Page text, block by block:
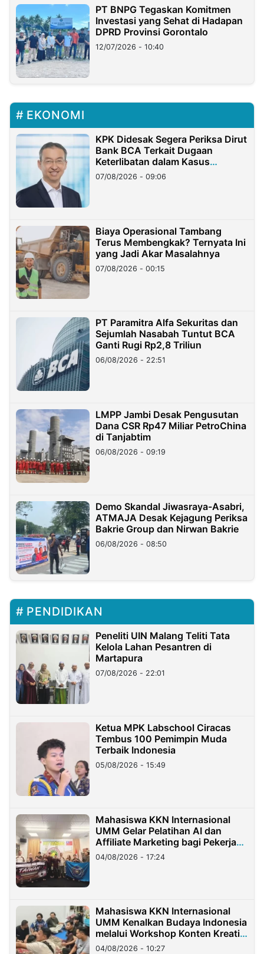
PT BNPG Tegaskan Komitmen
Investasi yang Sehat di Hadapan
DPRD Provinsi Gorontalo
12/07/2026 - 10:40
EKONOMI
KPK Didesak Segera Periksa Dirut
Bank BCA Terkait Dugaan
Keterlibatan dalam Kasus
Hilangnya Dana Nasabah Rp2,58
Miliar
07/08/2026 - 09:06
Biaya Operasional Tambang
Terus Membengkak? Ternyata Ini
yang Jadi Akar Masalahnya
07/08/2026 - 00:15
PT Paramitra Alfa Sekuritas dan
Sejumlah Nasabah Tuntut BCA
Ganti Rugi Rp2,8 Triliun
06/08/2026 - 22:51
LMPP Jambi Desak Pengusutan
Dana CSR Rp47 Miliar PetroChina
di Tanjabtim
06/08/2026 - 09:19
Demo Skandal Jiwasraya-Asabri,
ATMAJA Desak Kejagung Periksa
Bakrie Group dan Nirwan Bakrie
06/08/2026 - 08:50
PENDIDIKAN
Peneliti UIN Malang Teliti Tata
Kelola Lahan Pesantren di
Martapura
07/08/2026 - 22:01
Ketua MPK Labschool Ciracas
Tembus 100 Pemimpin Muda
Terbaik Indonesia
05/08/2026 - 15:49
Mahasiswa KKN Internasional
UMM Gelar Pelatihan AI dan
Affiliate Marketing bagi Pekerja
Migran Indonesia di Taiwan
04/08/2026 - 17:24
Mahasiswa KKN Internasional
UMM Kenalkan Budaya Indonesia
melalui Workshop Konten Kreatif
di Taiwan
04/08/2026 - 10:27